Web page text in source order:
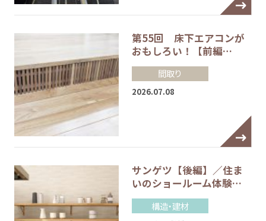
第55回 床下エアコンが
おもしろい！【前編…
間取り
2026.07.08
サンゲツ【後編】／住ま
いのショールーム体験…
構造・建材